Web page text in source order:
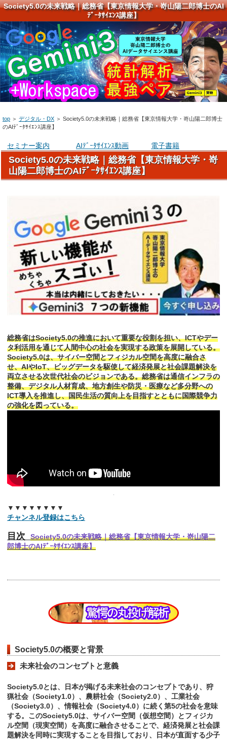
Society5.0の未来戦略｜総務省【東京情報大学・嵜山陽二郎博士のAI
ﾃﾞｰﾀｻｲｴﾝｽ講座】
top ＞ デジタル・DX ＞ Society5.0の未来戦略｜総務省【東京情報大学・嵜山陽二郎博士
のAIﾃﾞｰﾀｻｲｴﾝｽ講座】
セミナー案内 AIﾃﾞｰﾀｻｲｴﾝｽ動画 電子書籍
Society5.0の未来戦略｜総務省【東京情報大学・嵜
山陽二郎博士のAIﾃﾞｰﾀｻｲｴﾝｽ講座】
総務省はSociety5.0の推進において重要な役割を担い、ICTやデー
タ利活用を通じて人間中心の社会を実現する政策を展開している。
Society5.0は、サイバー空間とフィジカル空間を高度に融合さ
せ、AIやIoT、ビッグデータを駆使して経済発展と社会課題解決を
両立させる次世代社会のビジョンである。総務省は通信インフラの
整備、デジタル人材育成、地方創生や防災・医療など多分野への
ICT導入を推進し、国民生活の質向上を目指すとともに国際競争力
の強化を図っている。
▼▼▼▼▼▼▼▼
チャンネル登録はこちら
目次
Society5.0の未来戦略｜総務省【東京情報大学・嵜山陽二
郎博士のAIﾃﾞｰﾀｻｲｴﾝｽ講座】
Society5.0の概要と背景
未来社会のコンセプトと意義
Society5.0とは、日本が掲げる未来社会のコンセプトであり、狩
猟社会（Society1.0）、農耕社会（Society2.0）、工業社会
（Society3.0）、情報社会（Society4.0）に続く第5の社会を意味
する。このSociety5.0は、サイバー空間（仮想空間）とフィジカ
ル空間（現実空間）を高度に融合させることで、経済発展と社会課
題解決を同時に実現することを目指しており、日本が直面する少子